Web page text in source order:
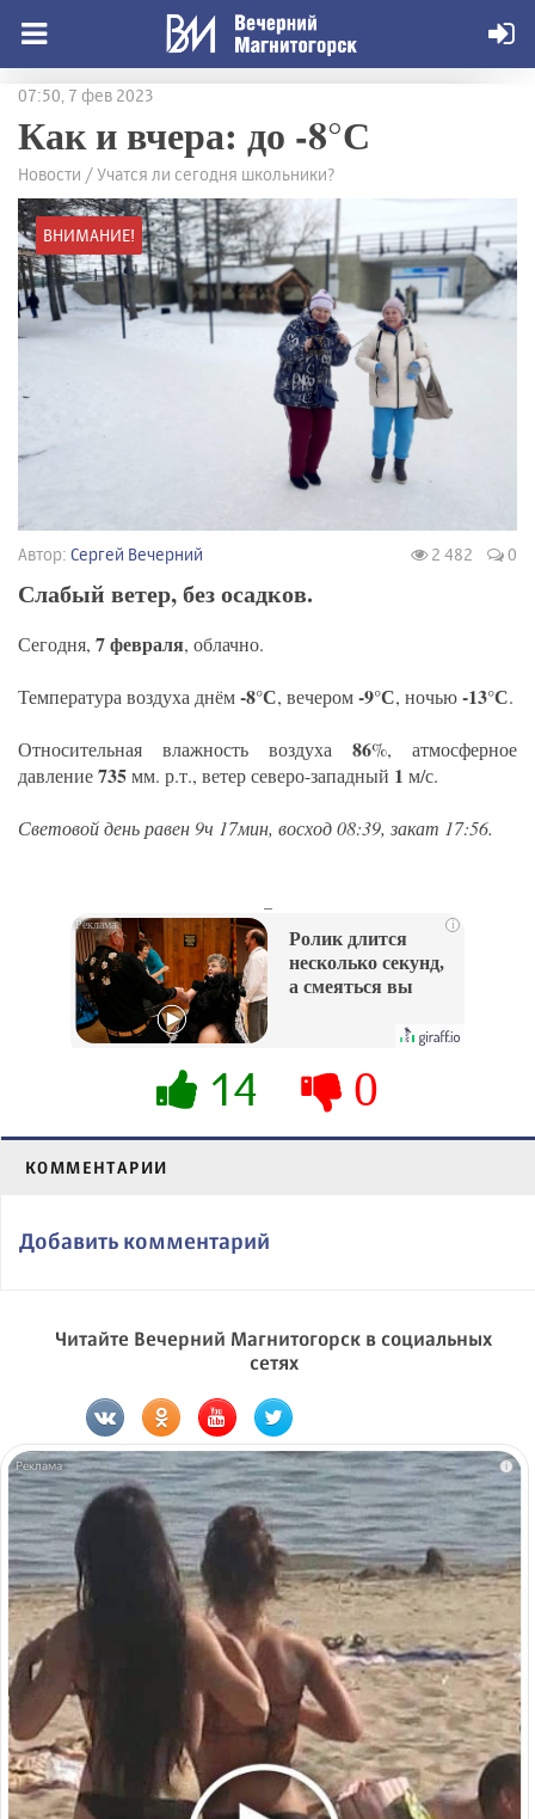
07:50, 7 фев 2023
Как и вчера: до -8°С
Новости / Учатся ли сегодня школьники?
ВНИМАНИЕ!
Автор: Сергей Вечерний 2 482 0
Слабый ветер, без осадков.
Сегодня, 7 февраля, облачно.
Температура воздуха днём-8°С, вечером-9°С, ночью-13°С.
Относительная влажность воздуха 86%, атмосферное
давление735мм. р.т., ветер северо-западный 1 м/с.
Световой день равен 9ч 17мин, восход 08:39, закат 17:56.
i
Ролик длится
несколько секунд,
а смеяться вы
14 0
КОММЕНТАРИИ
Добавить комментарий
Читайте Вечерний Магнитогорск в социальных
сетях
i